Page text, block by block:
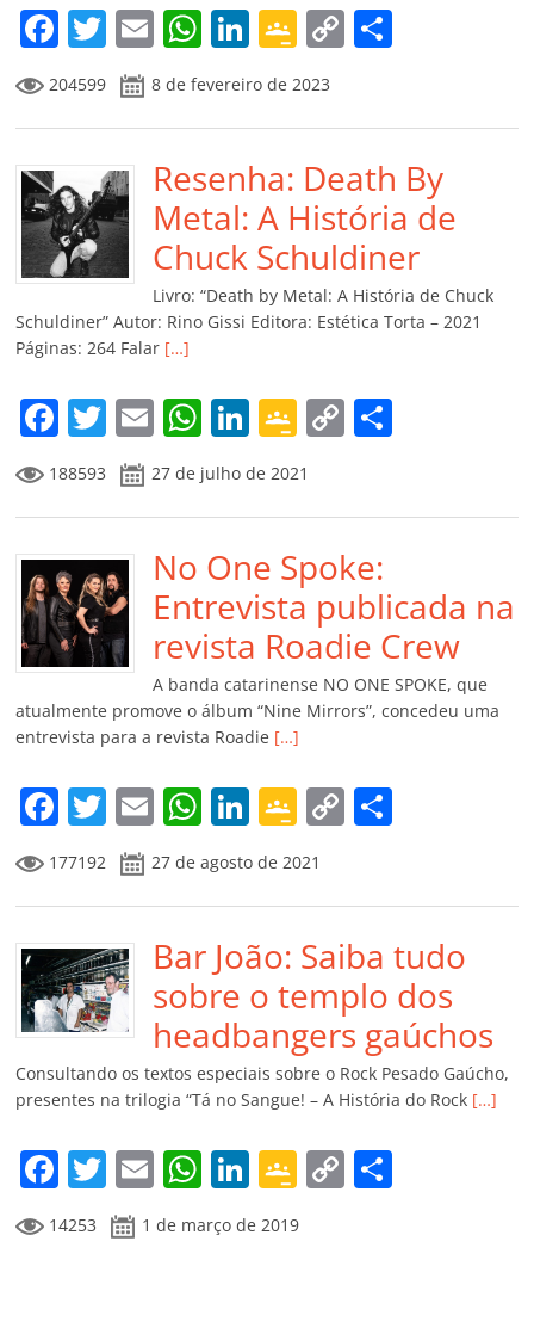
F
a
c
e
b
o
o
k
T
w
itt
er
E
m
ai
l
W
at
s
A
p
p
Li
k
e
dI
n
G
o
o
gl
e
Cl
a
ss
ro
m
C
y
Li
n
k
p
ar
til
h
ar
204599 8 de fevereiro de 2023
Resenha: Death By
Metal: A História de
Chuck Schuldiner
Livro: “Death by Metal: A História de Chuck
Schuldiner” Autor: Rino Gissi Editora: Estética Torta – 2021
Páginas: 264 Falar […]
F
a
c
e
b
o
o
k
T
w
itt
er
E
m
ai
l
W
h
at
s
A
p
p
Li
n
k
e
dI
n
G
o
o
gl
e
Cl
a
ss
ro
o
m
C
y
Li
n
k
p
til
h
ar
188593 27 de julho de 2021
No One Spoke:
Entrevista publicada na
revista Roadie Crew
A banda catarinense NO ONE SPOKE, que
atualmente promove o álbum “Nine Mirrors”, concedeu uma
entrevista para a revista Roadie […]
F
a
c
e
b
o
o
k
T
w
itt
er
E
m
ai
l
W
at
s
A
p
p
Li
n
k
e
dI
n
G
o
o
gl
e
Cl
a
ss
ro
o
m
C
y
Li
n
k
p
ar
til
h
ar
177192 27 de agosto de 2021
Bar João: Saiba tudo
sobre o templo dos
headbangers gaúchos
Consultando os textos especiais sobre o Rock Pesado Gaúcho,
presentes na trilogia “Tá no Sangue! – A História do Rock […]
F
a
c
T
w
itt
E
m
ai
W
at
Li
n
k
G
o
o
C
14253 1 de março de 2019